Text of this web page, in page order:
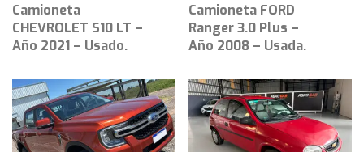
Camioneta
CHEVROLET S10 LT –
Año 2021 – Usado.
Camioneta FORD
Ranger 3.0 Plus –
Año 2008 – Usada.